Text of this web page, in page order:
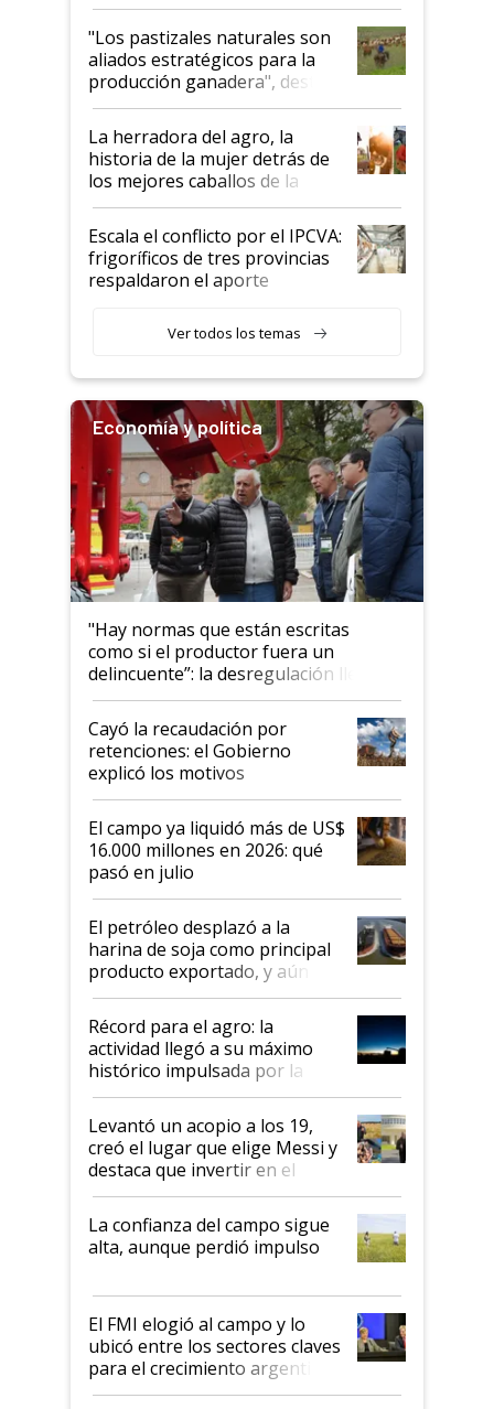
oportunidades que se abren
para el agro en Argentina, con
foco en la carne
"Los pastizales naturales son
aliados estratégicos para la
producción ganadera", destaca
la iniciativa que ya reúne a 46
establecimientos en Argentina
La herradora del agro, la
historia de la mujer detrás de
los mejores caballos de la
Argentina y los mitos que
todavía hacen sufrir a estos
animales: "Mientras me
descalificaban, yo seguí
haciendo currículum"
Escala el conflicto por el IPCVA:
frigoríficos de tres provincias
respaldaron el aporte
Ver todos los temas
Economía y política
"Hay normas que están escritas
como si el productor fuera un
delincuente”: la desregulación llegó
al Congreso Aapresid y hasta se
habló del financiamiento al IPCVA
Cayó la recaudación por
retenciones: el Gobierno
explicó los motivos
El campo ya liquidó más de US$
16.000 millones en 2026: qué
pasó en julio
El petróleo desplazó a la
harina de soja como principal
producto exportado, y aún así
el agro aportó casi seis de cada
diez dólares y sostuvo el
liderazgo en un semestre
récord
Récord para el agro: la
actividad llegó a su máximo
histórico impulsada por la
cosecha y las exportaciones
Levantó un acopio a los 19,
creó el lugar que elige Messi y
destaca que invertir en el
kirchnerismo era como "darle
plata a un hijo para droga":
Juan Félix Rossetti, el libertario
que de una dura crisis salió
de Milei
La confianza del campo sigue
alta, aunque perdió impulso
El FMI elogió al campo y lo
ubicó entre los sectores claves
para el crecimiento argentino